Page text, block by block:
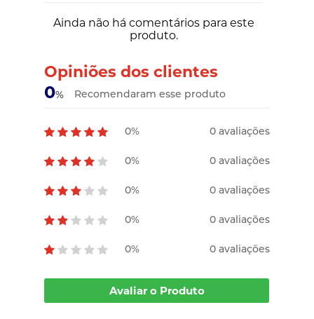
Ainda não há comentários para este
produto.
Opiniões dos clientes
0% Recomendaram esse produto
0% 0 avaliações
0% 0 avaliações
0% 0 avaliações
0% 0 avaliações
0% 0 avaliações
Avaliar o Produto